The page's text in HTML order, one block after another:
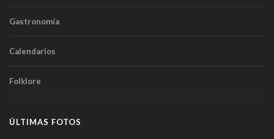
Gastronomía
Calendarios
Folklore
ÚLTIMAS FOTOS